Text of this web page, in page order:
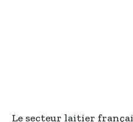
Le secteur laitier